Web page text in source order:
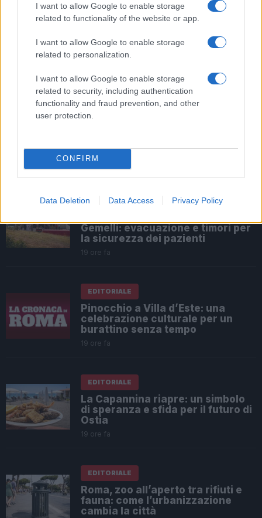
I want to allow Google to enable storage
related to functionality of the website or app.
I want to allow Google to enable storage
related to personalization.
I want to allow Google to enable storage
related to security, including authentication
functionality and fraud prevention, and other
user protection.
CONFIRM
Data Deletion Data Access Privacy Policy
Appello del cardinale Reina:
fermare lo sgombero per
salvaguardare la solidarietà
romana
18 ore fa
ROMA E DINTORNI
Ragazzo colpito da fulmine su
riservata
18 ore fa
EDITORIALE
Gemelli: evacuazione e timori per
la sicurezza dei pazienti
19 ore fa
EDITORIALE
Pinocchio a Villa d’Este: una
celebrazione culturale per un
burattino senza tempo
19 ore fa
EDITORIALE
La Capannina riapre: un simbolo
di speranza e sfida per il futuro di
Ostia
19 ore fa
EDITORIALE
Roma, zoo all’aperto tra rifiuti e
fauna: come l’urbanizzazione
cambia la città